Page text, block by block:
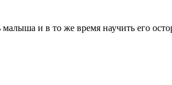
и в то же время научить его